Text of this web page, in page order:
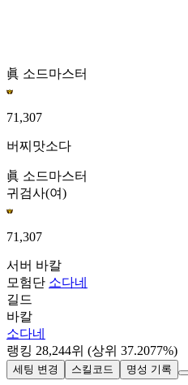
眞 소드마스터
71,307
버찌맛소다
眞 소드마스터
귀검사(여)
71,307
서버 바칼
모험단 소다네
길드
바칼
소다네
랭킹 28,244위 (상위 37.2077%)
세팅 변경 스킬코드 명성 기록